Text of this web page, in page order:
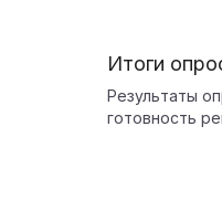
Итоги
Результаты
готовность